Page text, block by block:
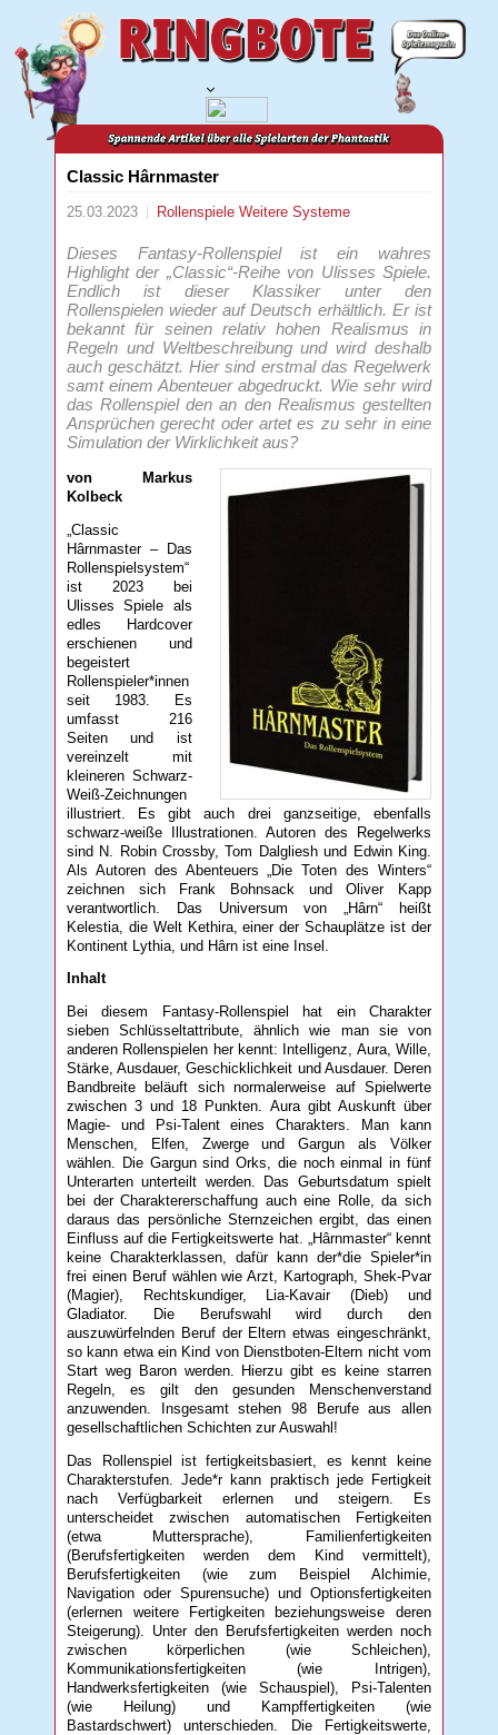
Classic Hârnmaster
25.03.2023 RollenspieleWeitere Systeme
Dieses Fantasy-Rollenspiel ist ein wahres
Highlight der „Classic“-Reihe von Ulisses Spiele.
Endlich ist dieser Klassiker unter den
Rollenspielen wieder auf Deutsch erhältlich. Er ist
bekannt für seinen relativ hohen Realismus in
Regeln und Weltbeschreibung und wird deshalb
auch geschätzt. Hier sind erstmal das Regelwerk
samt einem Abenteuer abgedruckt. Wie sehr wird
das Rollenspiel den an den Realismus gestellten
Ansprüchen gerecht oder artet es zu sehr in eine
Simulation der Wirklichkeit aus?
von Markus
Kolbeck
„Classic
Hârnmaster – Das
Rollenspielsystem“
ist 2023 bei
Ulisses Spiele als
edles Hardcover
erschienen und
begeistert
Rollenspieler*innen
seit 1983. Es
umfasst 216
Seiten und ist
vereinzelt mit
kleineren Schwarz-
Weiß-Zeichnungen
illustriert. Es gibt auch drei ganzseitige, ebenfalls
schwarz-weiße Illustrationen. Autoren des Regelwerks
sind N. Robin Crossby, Tom Dalgliesh und Edwin King.
Als Autoren des Abenteuers „Die Toten des Winters“
zeichnen sich Frank Bohnsack und Oliver Kapp
verantwortlich. Das Universum von „Hârn“ heißt
Kelestia, die Welt Kethira, einer der Schauplätze ist der
Kontinent Lythia, und Hârn ist eine Insel.
Inhalt
Bei diesem Fantasy-Rollenspiel hat ein Charakter
sieben Schlüsseltattribute, ähnlich wie man sie von
anderen Rollenspielen her kennt: Intelligenz, Aura, Wille,
Stärke, Ausdauer, Geschicklichkeit und Ausdauer. Deren
Bandbreite beläuft sich normalerweise auf Spielwerte
zwischen 3 und 18 Punkten. Aura gibt Auskunft über
Magie- und Psi-Talent eines Charakters. Man kann
Menschen, Elfen, Zwerge und Gargun als Völker
wählen. Die Gargun sind Orks, die noch einmal in fünf
Unterarten unterteilt werden. Das Geburtsdatum spielt
bei der Charaktererschaffung auch eine Rolle, da sich
daraus das persönliche Sternzeichen ergibt, das einen
Einfluss auf die Fertigkeitswerte hat. „Hârnmaster“ kennt
keine Charakterklassen, dafür kann der*die Spieler*in
frei einen Beruf wählen wie Arzt, Kartograph, Shek-Pvar
(Magier), Rechtskundiger, Lia-Kavair (Dieb) und
Gladiator. Die Berufswahl wird durch den
auszuwürfelnden Beruf der Eltern etwas eingeschränkt,
so kann etwa ein Kind von Dienstboten-Eltern nicht vom
Start weg Baron werden. Hierzu gibt es keine starren
Regeln, es gilt den gesunden Menschenverstand
anzuwenden. Insgesamt stehen 98 Berufe aus allen
gesellschaftlichen Schichten zur Auswahl!
Das Rollenspiel ist fertigkeitsbasiert, es kennt keine
Charakterstufen. Jede*r kann praktisch jede Fertigkeit
nach Verfügbarkeit erlernen und steigern. Es
unterscheidet zwischen automatischen Fertigkeiten
(etwa Muttersprache), Familienfertigkeiten
(Berufsfertigkeiten werden dem Kind vermittelt),
Berufsfertigkeiten (wie zum Beispiel Alchimie,
Navigation oder Spurensuche) und Optionsfertigkeiten
(erlernen weitere Fertigkeiten beziehungsweise deren
Steigerung). Unter den Berufsfertigkeiten werden noch
zwischen körperlichen (wie Schleichen),
Kommunikationsfertigkeiten (wie Intrigen),
Handwerksfertigkeiten (wie Schauspiel), Psi-Talenten
(wie Heilung) und Kampffertigkeiten (wie
Bastardschwert) unterschieden. Die Fertigkeitswerte,